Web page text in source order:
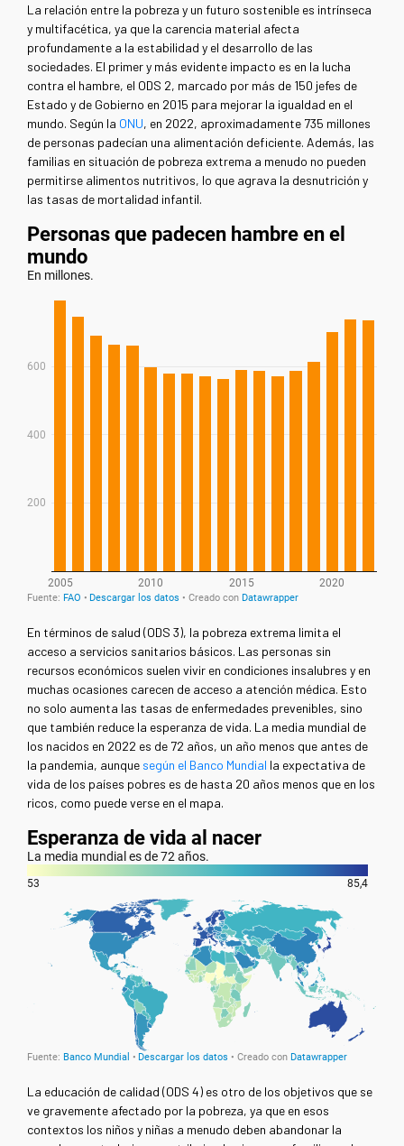
La relación entre la pobreza y un futuro sostenible es intrínseca
y multifacética, ya que la carencia material afecta
profundamente a la estabilidad y el desarrollo de las
sociedades. El primer y más evidente impacto es en la lucha
contra el hambre, el ODS 2, marcado por más de 150 jefes de
Estado y de Gobierno en 2015 para mejorar la igualdad en el
mundo. Según la ONU, en 2022, aproximadamente 735 millones
de personas padecían una alimentación deficiente. Además, las
familias en situación de pobreza extrema a menudo no pueden
permitirse alimentos nutritivos, lo que agrava la desnutrición y
las tasas de mortalidad infantil.
En términos de salud (ODS 3), la pobreza extrema limita el
acceso a servicios sanitarios básicos. Las personas sin
recursos económicos suelen vivir en condiciones insalubres y en
muchas ocasiones carecen de acceso a atención médica. Esto
no solo aumenta las tasas de enfermedades prevenibles, sino
que también reduce la esperanza de vida. La media mundial de
los nacidos en 2022 es de 72 años, un año menos que antes de
la pandemia, aunque según el Banco Mundial la expectativa de
vida de los países pobres es de hasta 20 años menos que en los
ricos, como puede verse en el mapa.
La educación de calidad (ODS 4) es otro de los objetivos que se
ve gravemente afectado por la pobreza, ya que en esos
contextos los niños y niñas a menudo deben abandonar la